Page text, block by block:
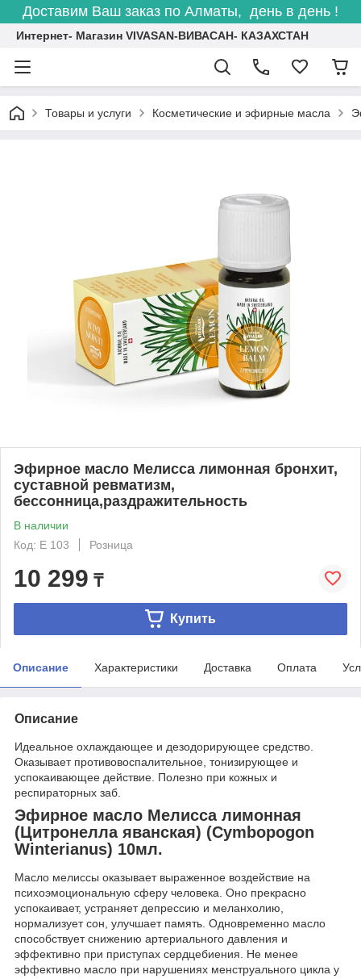
Доставим Ваш заказ по Алматы, день в день !
Интернет- Магазин VIVASAN-ВИВАСАН- КАЗАХСТАН
Товары и услуги Косметические и эфирные масла
Эфирное масло Мелисса лимонная бронхит,
суставной ревматизм,
бессонница,раздражительность
В наличии
Код: Е 103
Розница
10 299 ₸
Купить
Описание Характеристики Доставка Оплата
Описание
Идеальное охлаждающее и дезодорирующее средство.
Оказывает противовоспалительное, тонизирующее и
успокаивающее действие. Полезно при кожных и
респираторных заб.
Эфирное масло Мелисса лимонная
(Цитронелла яванская) (Cymbopogon
Winterianus) 10мл.
Масло мелиссы оказывает выраженное воздействие на
психоэмоциональную сферу человека. Оно прекрасно
успокаивает, устраняет депрессию и меланхолию,
нормализует сон, улучшает память. Одновременно масло
способствует снижению артериального давления и
эффективно при приступах сердцебиения. Не менее
эффективно масло при нарушениях менструального цикла у